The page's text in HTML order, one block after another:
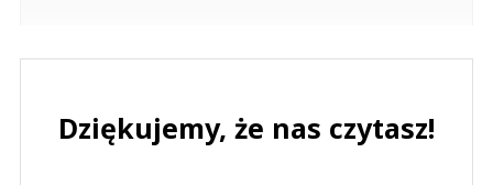
Dziękujemy, że nas czytasz!